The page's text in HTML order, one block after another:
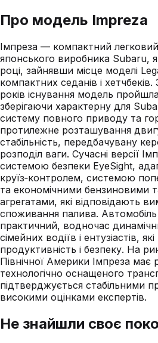
Про модель Impreza
Імпреза — компактний
японського виробника Subaru,
році, зайнявши місце моделі
компактних седанів і
років існування модель
зберігаючи характерну для
систему повного приводу та
протилежне розташування
стабільність, передбачувану
розподіл ваги. Сучасні версії
системою безпеки EyeSight,
круїз‑контролем, системою
та економічними бензиновими
агрегатами, які відповідають
споживання палива. Автомобіль
практичний, водночас
сімейних водіїв і ентузіастів,
продуктивність і безпеку. На
Північної Америки Імпреза має
технологічно оснащеного
підтверджується стабільними
високими оцінками експертів.
Не знайшли своє